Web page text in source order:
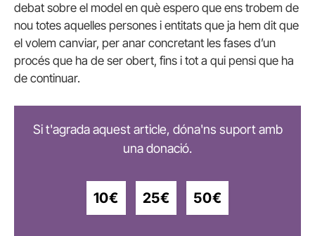
debat sobre el model en què espero que ens trobem de
nou totes aquelles persones i entitats que ja hem dit que
el volem canviar, per anar concretant les fases d’un
procés que ha de ser obert, fins i tot a qui pensi que ha
de continuar.
Si t'agrada aquest article, dóna'ns suport amb
una donació.
10€ 25€ 50€